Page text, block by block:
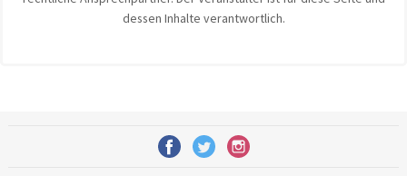
dessen Inhalte verantwortlich.